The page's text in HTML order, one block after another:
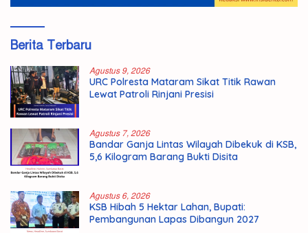
Berita Terbaru
Agustus 9, 2026
URC Polresta Mataram Sikat Titik Rawan
Lewat Patroli Rinjani Presisi
Agustus 7, 2026
Bandar Ganja Lintas Wilayah Dibekuk di KSB,
5,6 Kilogram Barang Bukti Disita
Agustus 6, 2026
KSB Hibah 5 Hektar Lahan, Bupati:
Pembangunan Lapas Dibangun 2027